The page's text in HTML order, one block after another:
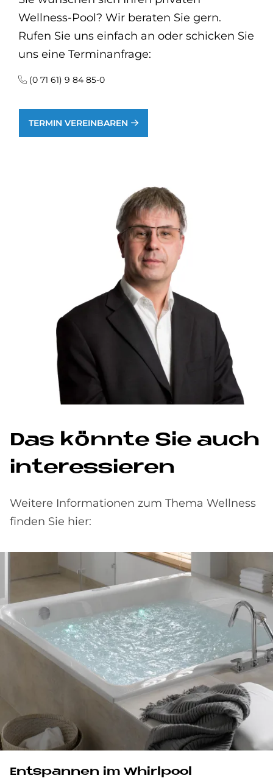
Wellness-Pool? Wir beraten Sie gern.
Rufen Sie uns einfach an oder schicken Sie
uns eine Terminanfrage:
(0 71 61) 9 84 85-0
TERMIN VEREINBAREN
Das könnte Sie auch
interessieren
Weitere Informationen zum Thema Wellness
finden Sie hier:
Entspannen im Whirlpool